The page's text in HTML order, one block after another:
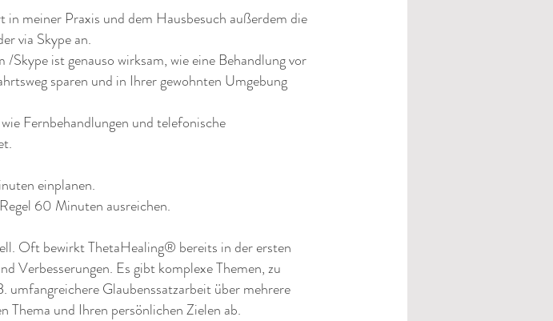
meiner Praxis und dem Hausbesuch außerdem die
via Skype an.
Skype ist genauso wirksam, wie eine Behandlung vor
sparen und in Ihrer gewohnten Umgebung
Fernbehandlungen und telefonische
einplanen.
60 Minuten ausreichen.
Oft bewirkt ThetaHealing® bereits in der ersten
Verbesserungen. Es gibt komplexe Themen, zu
umfangreichere Glaubenssatzarbeit über mehrere
Thema und Ihren persönlichen Zielen ab.